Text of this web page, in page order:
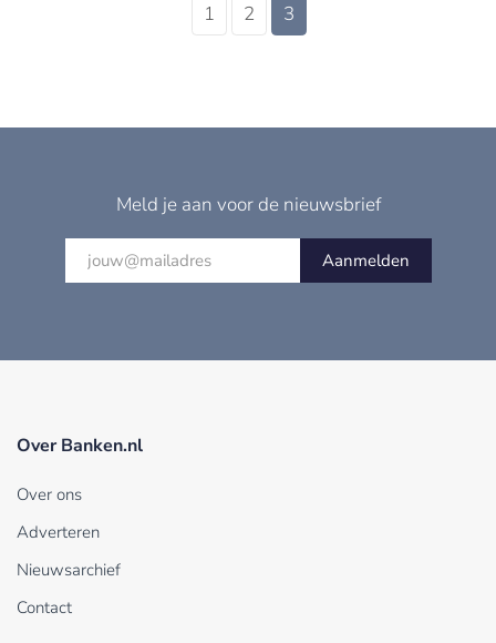
1 2 3
Meld je aan voor de nieuwsbrief
Aanmelden
Over Banken.nl
Over ons
Adverteren
Nieuwsarchief
Contact